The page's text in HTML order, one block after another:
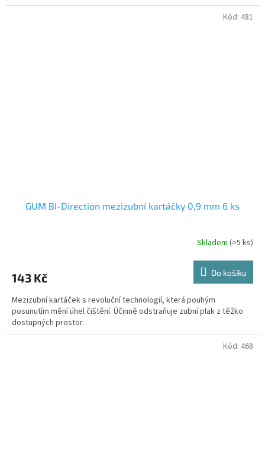
GUM BI-Direction mezizubní kartáčky 0,9 mm 6 ks
Skladem (>5 ks)
143 Kč Do košíku
Mezizubní kartáček s revoluční technologií, která pouhým
posunutím mění úhel čištění. Účinně odstraňuje zubní plak z těžko
dostupných prostor.
Kód: 481
Kód: 468